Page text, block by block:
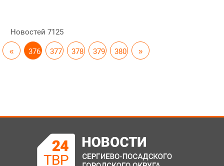
Новостей 7125
« 376 377 378 379 380 »